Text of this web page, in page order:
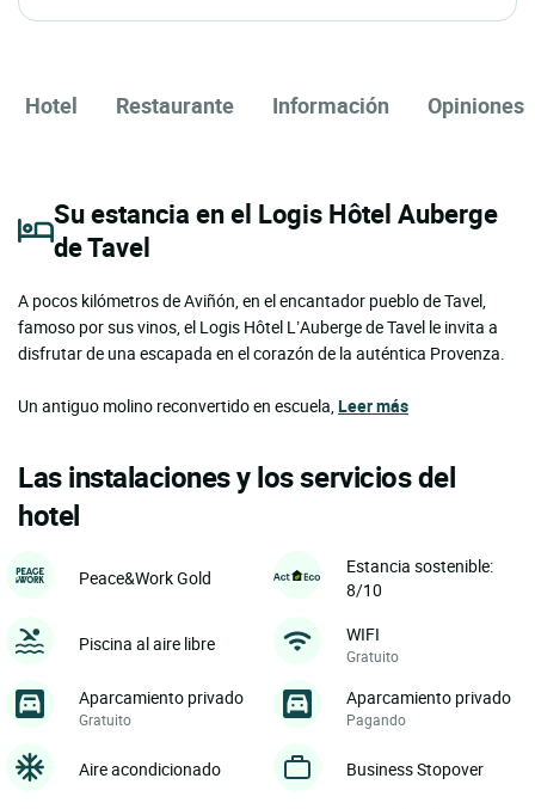
Hotel Restaurante Información Opiniones
Su estancia en el Logis Hôtel Auberge
de Tavel
A pocos kilómetros de Aviñón, en el encantador pueblo de Tavel,
famoso por sus vinos, el Logis Hôtel L’Auberge de Tavel le invita a
disfrutar de una escapada en el corazón de la auténtica Provenza.
Un antiguo molino reconvertido en escuela,Leer más
Las instalaciones y los servicios del
hotel
Peace&Work Gold
Estancia sostenible:
8/10
Piscina al aire libre WIFI
Gratuito
Aparcamiento privado
Gratuito
Aparcamiento privado
Pagando
Aire acondicionado Business Stopover